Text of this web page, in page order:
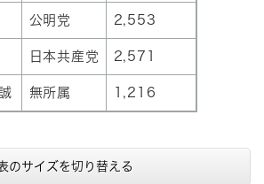
公明党 2,553
日本共産党 2,571
無所属 1,216
のサイズを切り替える